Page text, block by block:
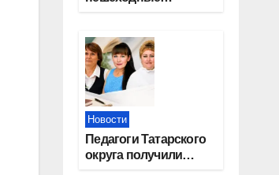
«Единой России»
контролируют
работы на
социальных
объектах
Новости
Педагоги Татарского
округа получили